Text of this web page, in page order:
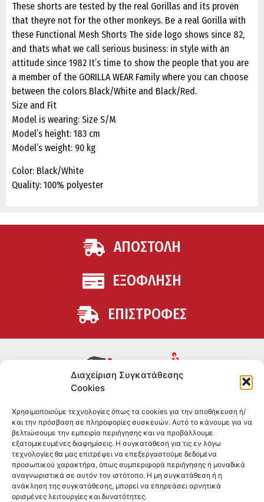
Διαχείριση Συγκατάθεσης
Cookies
Χρησιμοποιούμε τεχνολογίες όπως τα cookies για την αποθήκευση ή/
και την πρόσβαση σε πληροφορίες συσκευών. Αυτό το κάνουμε για να
βελτιώσουμε την εμπειρία περιήγησης και να προβάλλουμε
εξατομικευμένες διαφημίσεις. Η συγκατάθεση για τις εν λόγω
τεχνολογίες θα μας επιτρέψει να επεξεργαστούμε δεδομένα
προσωπικού χαρακτήρα, όπως συμπεριφορά περιήγησης ή μοναδικά
αναγνωριστικά σε αυτόν τον ιστότοπο. Η μη συγκατάθεση ή η
ανάκληση της συγκατάθεσης, μπορεί να επηρεάσει αρνητικά
ορισμένες λειτουργίες και δυνατότητες.
These shorts are tested by the real Gorillas and its proven
that theyre not for the other monkeys. Be a real Gorilla with
these Functional Mesh Shorts The side logo shows since 82,
and thats what we call serious business: in style with an
attitude since 1982 It’s time to show the people that you are
a member of the GORILLA WEAR Family where you can choose
between the colors Black/White and Black/Red.
Size and Fit
Model is wearing: Size S/M
Model’s height: 183 cm
Model’s weight: 90 kg
Color: Black/White
Quality: 100% polyester
ΑΠΟΣΤΟΛΗ
ΕΞΟΦΛΗΣΗ
ΕΠΙΣΤΡΟΦΕΣ
θέλουν να βελτιώσουν τη διατροφή και την υγεία τους.
Επώνυμα brands και εμπειρία ετών στο χώρο.
ΠΛΗΡΟΦΟΡΙΕΣ
-ΤΗΛ:2551 181428